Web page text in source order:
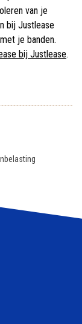
van je
bij Justlease
je banden.
bij Justlease.